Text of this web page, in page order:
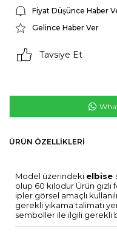
Fiyat Düşünce Haber
Gelince Haber Ver
Tavsiye Et
ÜRÜN ÖZELLIKLERI
Model üzerindeki elbise
olup 60 kilodur Ürün gizli
ipler görsel amaçlı
gerekli yıkama talimatı
semboller ile ilgili gerekli